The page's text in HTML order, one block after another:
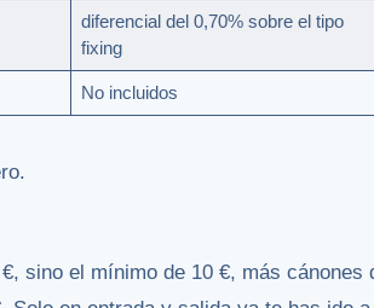
diferencial del 0,70% sobre el tipo
fixing
No incluidos
sino el mínimo de 10 €, más cánones